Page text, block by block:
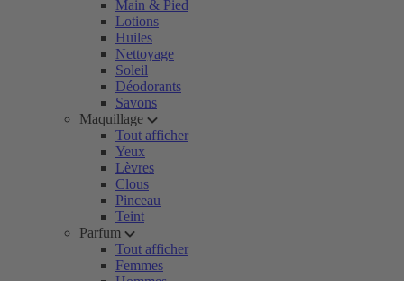
Main & Pied
Lotions
Huiles
Nettoyage
Soleil
Déodorants
Savons
Maquillage
Tout afficher
Yeux
Lèvres
Clous
Pinceau
Teint
Parfum
Tout afficher
Femmes